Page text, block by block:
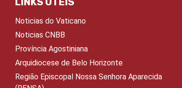
Noticias do Vaticano
Noticias CNBB
Província Agostiniana
Arquidiocese de Belo Horizonte
Região Episcopal Nossa Senhora Aparecida